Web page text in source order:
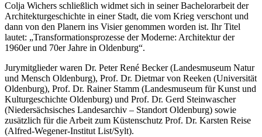
Colja Wichers schließlich widmet sich in seiner Bachelorarbeit der
Architekturgeschichte in einer Stadt, die vom Krieg verschont und
dann von den Planern ins Visier genommen worden ist. Ihr Titel
lautet: „Transformationsprozesse der Moderne: Architektur der
1960er und 70er Jahre in Oldenburg“.
Jurymitglieder waren Dr. Peter René Becker (Landesmuseum Natur
und Mensch Oldenburg), Prof. Dr. Dietmar von Reeken (Universität
Oldenburg), Prof. Dr. Rainer Stamm (Landesmuseum für Kunst und
Kulturgeschichte Oldenburg) und Prof. Dr. Gerd Steinwascher
(Niedersächsisches Landesarchiv – Standort Oldenburg) sowie
zusätzlich für die Arbeit zum Küstenschutz Prof. Dr. Karsten Reise
(Alfred-Wegener-Institut List/Sylt).